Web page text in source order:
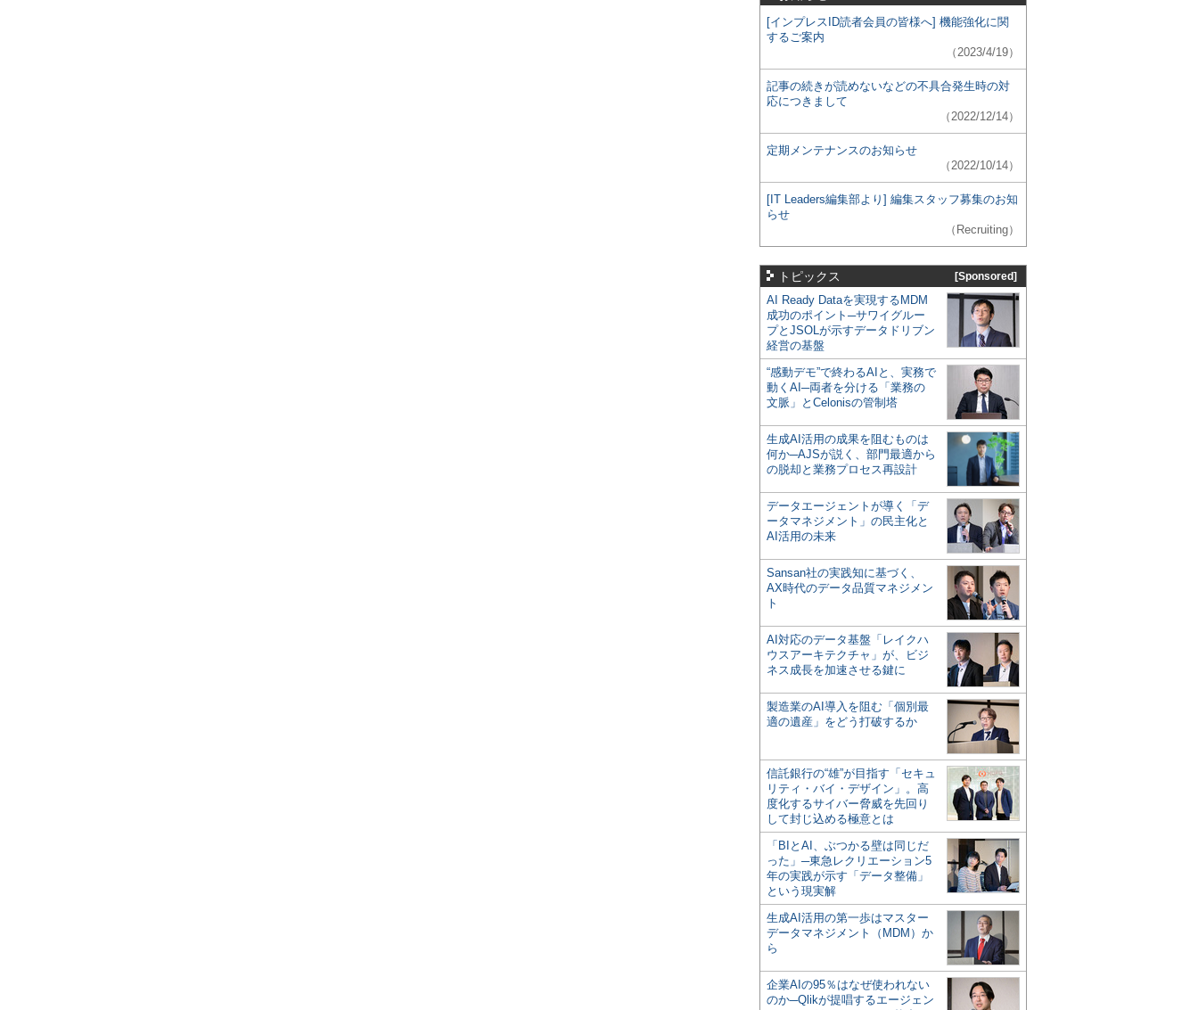
[インプレスID読者会員の皆様へ] 機能強化に関
するご案内
（2023/4/19）
記事の続きが読めないなどの不具合発生時の対
応につきまして
（2022/12/14）
定期メンテナンスのお知らせ
（2022/10/14）
[IT Leaders編集部より] 編集スタッフ募集のお知
らせ
（Recruiting）
トピックス [Sponsored]
AI Ready Dataを実現するMDM
成功のポイント─サワイグルー
プとJSOLが示すデータドリブン
経営の基盤
“感動デモ”で終わるAIと、実務で
動くAI─両者を分ける「業務の
文脈」とCelonisの管制塔
生成AI活用の成果を阻むものは
何か─AJSが説く、部門最適から
の脱却と業務プロセス再設計
データエージェントが導く「デ
ータマネジメント」の民主化と
AI活用の未来
Sansan社の実践知に基づく、
AX時代のデータ品質マネジメン
ト
AI対応のデータ基盤「レイクハ
ウスアーキテクチャ」が、ビジ
ネス成長を加速させる鍵に
製造業のAI導入を阻む「個別最
適の遺産」をどう打破するか
信託銀行の“雄”が目指す「セキュ
リティ・バイ・デザイン」。高
度化するサイバー脅威を先回り
して封じ込める極意とは
「BIとAI、ぶつかる壁は同じだ
った」─東急レクリエーション5
年の実践が示す「データ整備」
という現実解
生成AI活用の第一歩はマスター
データマネジメント（MDM）か
ら
企業AIの95％はなぜ使われない
のか─Qlikが提唱するエージェン